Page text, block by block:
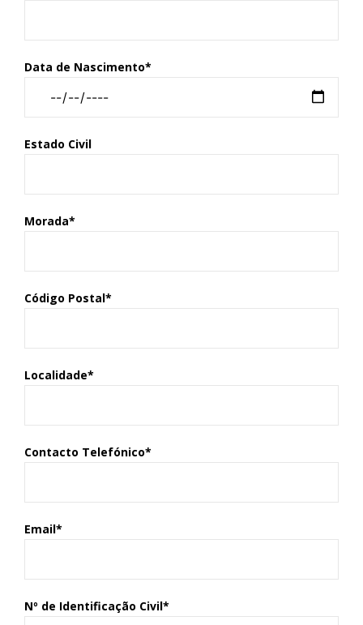
Data de Nascimento*
Estado Civil
Morada*
Código Postal*
Localidade*
Contacto Telefónico*
Email*
Nº de Identificação Civil*